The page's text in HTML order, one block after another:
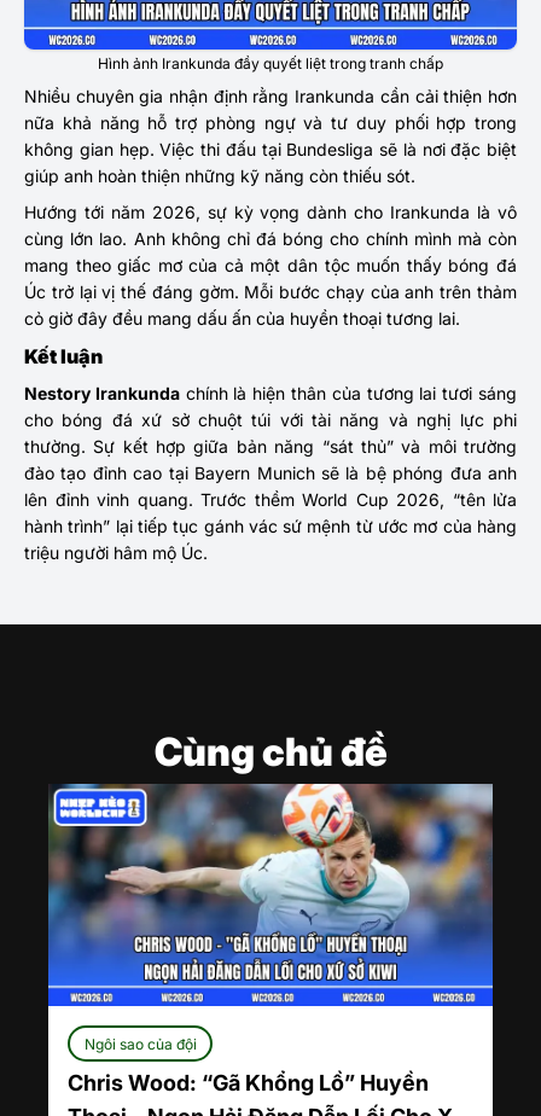
Hình ảnh Irankunda đầy quyết liệt trong tranh chấp
Nhiều chuyên gia nhận định rằng Irankunda cần cải thiện hơn
nữa khả năng hỗ trợ phòng ngự và tư duy phối hợp trong
không gian hẹp. Việc thi đấu tại Bundesliga sẽ là nơi đặc biệt
giúp anh hoàn thiện những kỹ năng còn thiếu sót.
Hướng tới năm 2026, sự kỳ vọng dành cho Irankunda là vô
cùng lớn lao. Anh không chỉ đá bóng cho chính mình mà còn
mang theo giấc mơ của cả một dân tộc muốn thấy bóng đá
Úc trở lại vị thế đáng gờm. Mỗi bước chạy của anh trên thảm
cỏ giờ đây đều mang dấu ấn của huyền thoại tương lai.
Kết luận
Nestory Irankundachính là hiện thân của tương lai tươi sáng
cho bóng đá xứ sở chuột túi với tài năng và nghị lực phi
thường. Sự kết hợp giữa bản năng “sát thủ” và môi trường
đào tạo đỉnh cao tại Bayern Munich sẽ là bệ phóng đưa anh
lên đỉnh vinh quang. Trước thềm World Cup 2026, “tên lửa
hành trình” lại tiếp tục gánh vác sứ mệnh từ ước mơ của hàng
triệu người hâm mộ Úc.
Cùng chủ đề
Ngôi sao của đội
Chris Wood: “Gã Khổng Lồ” Huyền